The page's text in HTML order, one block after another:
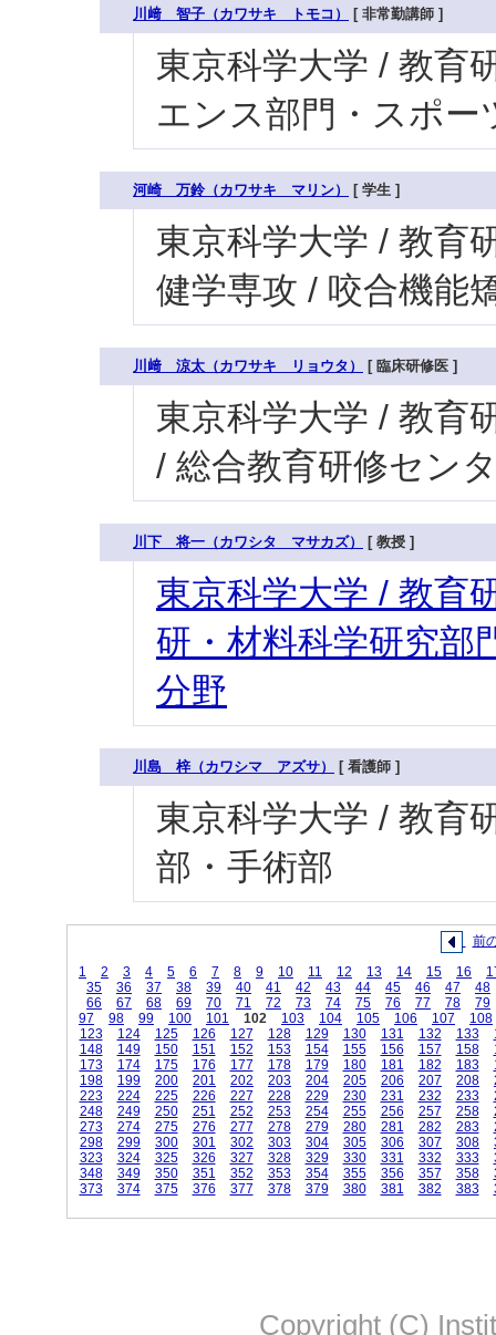
川﨑 智子（カワサキ トモコ） [ 非常勤講師 ]
東京科学大学 / 教育
エンス部門・スポー
河崎 万鈴（カワサキ マリン） [ 学生 ]
東京科学大学 / 教育
健学専攻 / 咬合機能
川﨑 涼太（カワサキ リョウタ） [ 臨床研修医 ]
東京科学大学 / 教育
/ 総合教育研修セン
川下 将一（カワシタ マサカズ） [ 教授 ]
東京科学大学 / 教育
研・材料科学研究部
分野
川島 梓（カワシマ アズサ） [ 看護師 ]
東京科学大学 / 教育
部・手術部
前
1
2 3 4 5 6 7 8 9 10 11 12 13 14 15 16
35
36 37 38 39 40 41 42 43 44 45 46 47
48
66
67 68 69 70 71 72 73 74 75 76 77 78
79
97
98 99 100 101 102 103 104 105 106 107
108
123
124 125 126 127 128 129 130 131 132 133
148
149 150 151 152 153 154 155 156 157 158
173
174 175 176 177 178 179 180 181 182 183
198
199 200 201 202 203 204 205 206 207 208
223
224 225 226 227 228 229 230 231 232 233
248
249 250 251 252 253 254 255 256 257 258
273
274 275 276 277 278 279 280 281 282 283
298
299 300 301 302 303 304 305 306 307 308
323
324 325 326 327 328 329 330 331 332 333
348
349 350 351 352 353 354 355 356 357 358
373
374 375 376 377 378 379 380 381 382 383
Copyright (C)